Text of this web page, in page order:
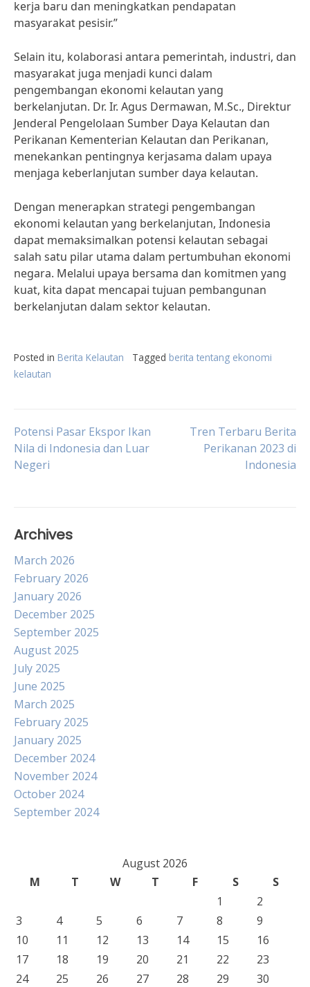
kerja baru dan meningkatkan pendapatan
masyarakat pesisir.”
Selain itu, kolaborasi antara pemerintah, industri, dan
masyarakat juga menjadi kunci dalam
pengembangan ekonomi kelautan yang
berkelanjutan. Dr. Ir. Agus Dermawan, M.Sc., Direktur
Jenderal Pengelolaan Sumber Daya Kelautan dan
Perikanan Kementerian Kelautan dan Perikanan,
menekankan pentingnya kerjasama dalam upaya
menjaga keberlanjutan sumber daya kelautan.
Dengan menerapkan strategi pengembangan
ekonomi kelautan yang berkelanjutan, Indonesia
dapat memaksimalkan potensi kelautan sebagai
salah satu pilar utama dalam pertumbuhan ekonomi
negara. Melalui upaya bersama dan komitmen yang
kuat, kita dapat mencapai tujuan pembangunan
berkelanjutan dalam sektor kelautan.
Posted in Berita Kelautan Tagged berita tentang ekonomi
kelautan
Post
navigation
Potensi Pasar Ekspor Ikan
Nila di Indonesia dan Luar
Negeri
Tren Terbaru Berita
Perikanan 2023 di
Indonesia
Archives
March 2026
February 2026
January 2026
December 2025
September 2025
August 2025
July 2025
June 2025
March 2025
February 2025
January 2025
December 2024
November 2024
October 2024
September 2024
August 2026
M
T W T F S
S
1
2
3
4 5 6 7 8
9
10
11 12 13 14 15
16
17
18 19 20 21 22
23
24
25 26 27 28 29
30